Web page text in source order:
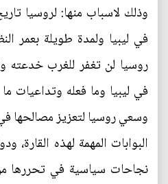
وذلك لاسباب منها: لروسيا
في ليبيا ولمدة طويلة بعمر
روسيا لن تغفر للغرب خدعته
في ليبيا وما فعله وتداعيات
وسعي روسيا لتعزيز مصالحها
البوابات المهمة لهذه
نجاحات سياسية في تحررها من